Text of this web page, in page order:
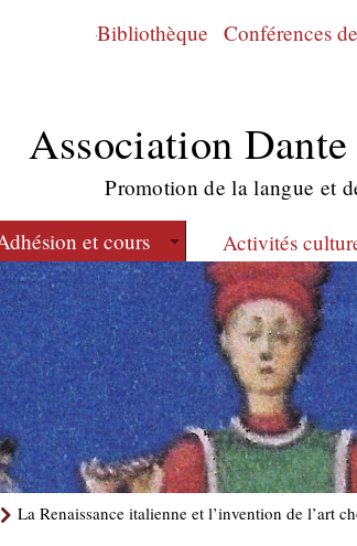
Bibliothèque Conférences
Association
Promotion de la langue et
et cours Activités
La Renaissance italienne et l’invention de l’art